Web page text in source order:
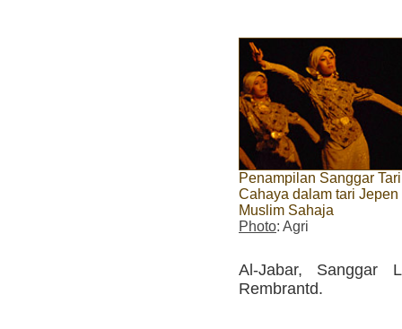
Penampilan Sanggar Tari
Cahaya dalam tari Jepen
Muslim Sahaja
Photo: Agri
Al-Jabar, Sanggar
Rembrantd.